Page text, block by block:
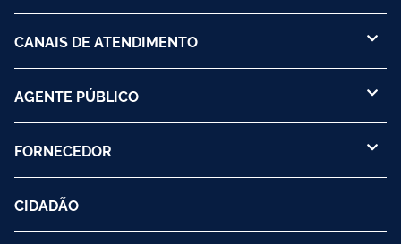
CANAIS DE ATENDIMENTO
AGENTE PÚBLICO
FORNECEDOR
CIDADÃO